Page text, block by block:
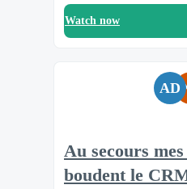
Watch now
AD
Au secours
boudent le